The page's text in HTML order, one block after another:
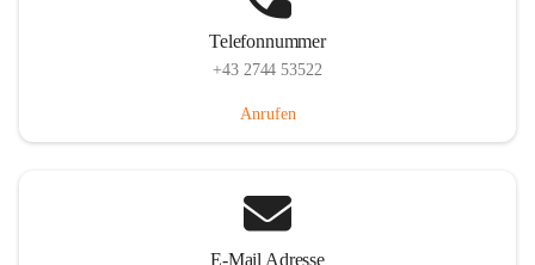
Telefonnummer
+43 2744 53522
Anrufen
E-Mail Adresse